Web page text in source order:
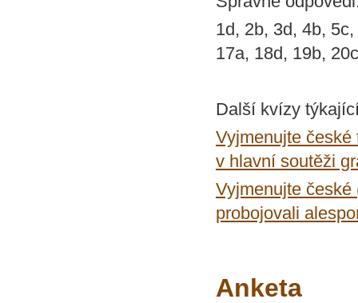
1d, 2b, 3d, 4b,
17a, 18d, 19b,
Další kvízy
Vyjmenujte
v hlavní soutěži
Vyjmenujte
probojovali
Anketa